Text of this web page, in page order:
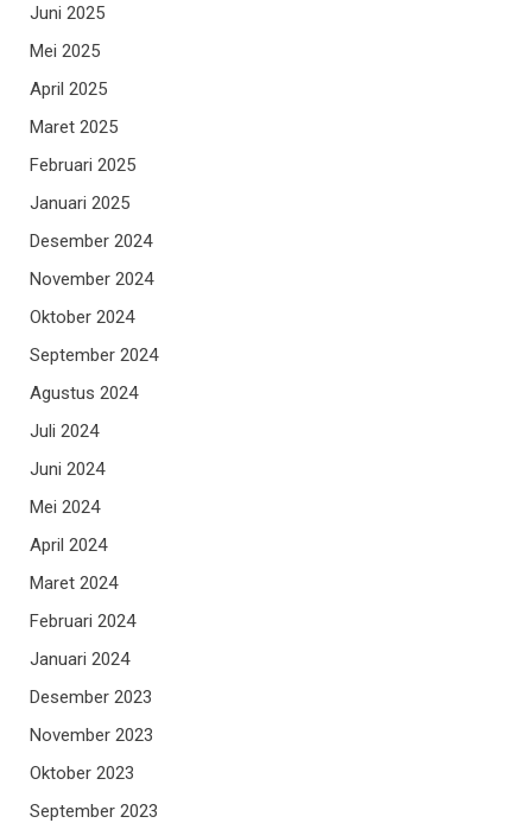
Juni 2025
Mei 2025
April 2025
Maret 2025
Februari 2025
Januari 2025
Desember 2024
November 2024
Oktober 2024
September 2024
Agustus 2024
Juli 2024
Juni 2024
Mei 2024
April 2024
Maret 2024
Februari 2024
Januari 2024
Desember 2023
November 2023
Oktober 2023
September 2023